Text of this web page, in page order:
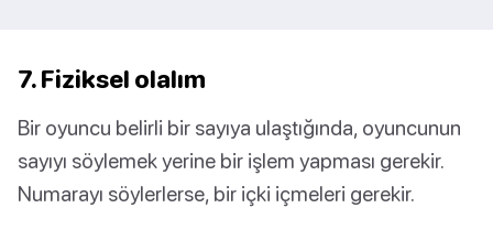
7. Fiziksel olalım
Bir oyuncu belirli bir sayıya ulaştığında, oyuncunun
sayıyı söylemek yerine bir işlem yapması gerekir.
Numarayı söylerlerse, bir içki içmeleri gerekir.